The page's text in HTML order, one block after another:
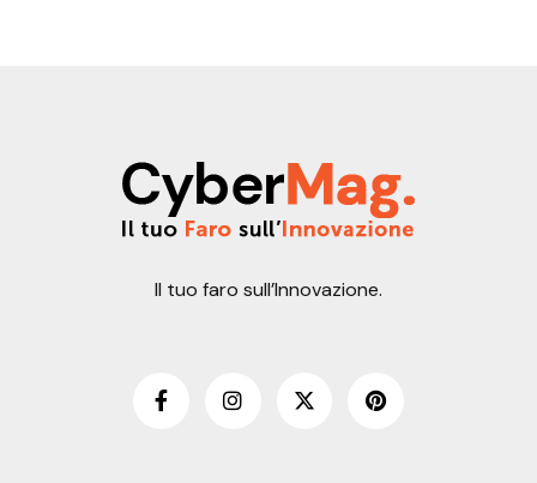
Il tuo faro sull’Innovazione.